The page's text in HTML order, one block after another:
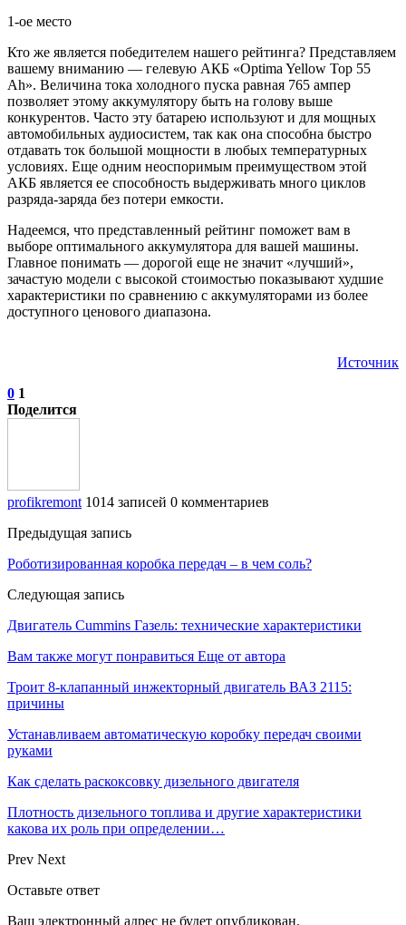
1-ое место
Кто же является победителем нашего рейтинга? Представляем
вашему вниманию — гелевую АКБ «Optima Yellow Top 55
Ah». Величина тока холодного пуска равная 765 ампер
позволяет этому аккумулятору быть на голову выше
конкурентов. Часто эту батарею используют и для мощных
автомобильных аудиосистем, так как она способна быстро
отдавать ток большой мощности в любых температурных
условиях. Еще одним неоспоримым преимуществом этой
АКБ является ее способность выдерживать много циклов
разряда-заряда без потери емкости.
Надеемся, что представленный рейтинг поможет вам в
выборе оптимального аккумулятора для вашей машины.
Главное понимать — дорогой еще не значит «лучший»,
зачастую модели с высокой стоимостью показывают худшие
характеристики по сравнению с аккумуляторами из более
доступного ценового диапазона.
Источник
0 1
Поделится
profikremont 1014 записей 0 комментариев
Предыдущая запись
Роботизированная коробка передач – в чем соль?
Следующая запись
Двигатель Cummins Газель: технические характеристики
Вам также могут понравиться Еще от автора
Троит 8-клапанный инжекторный двигатель ВАЗ 2115:
причины
Устанавливаем автоматическую коробку передач своими
руками
Как сделать раскоксовку дизельного двигателя
Плотность дизельного топлива и другие характеристики
какова их роль при определении…
Prev Next
Оставьте ответ
Ваш электронный адрес не будет опубликован.